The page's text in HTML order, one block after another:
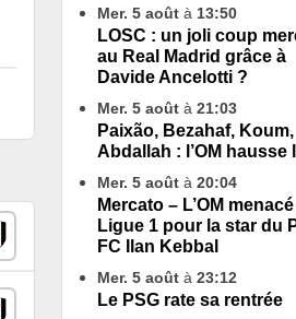
Mer. 5 août à 13:50
LOSC : un joli coup
au Real Madrid grâce à
Davide Ancelotti ?
Mer. 5 août à 21:03
Paixão, Bezahaf, Koum,
Abdallah : l’OM hausse
Mer. 5 août à 20:04
Mercato – L’OM
Ligue 1 pour la star du
FC Ilan Kebbal
Mer. 5 août à 23:12
Le PSG rate sa rentrée